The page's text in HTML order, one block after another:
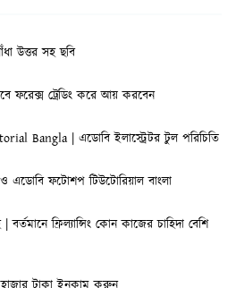
উত্তর সহ ছবি
ফরেক্স ট্রেডিং করে আয় করবেন
Bangla | এডোবি ইলাস্ট্রেটর টুল পরিচিতি
এডোবি ফটোশপ টিউটোরিয়াল বাংলা
বর্তমানে ফ্রিল্যান্সিং কোন কাজের চাহিদা বেশি